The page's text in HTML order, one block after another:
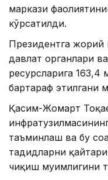
маркази
кўрсатилди.
Президентга
давлат органлари
ресурсларига 163,4
бартараф этилгани
Қасим-Жомарт
таъминлаш ва бу
таҳдидларни
чиқиш муҳимлигини